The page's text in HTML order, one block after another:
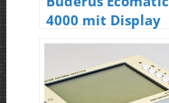
4000 mit Display
Fehler